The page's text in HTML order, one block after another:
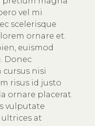
vel mi
scelerisque
ornare et.
euismod
Donec
cursus nisi
risus id justo
ornare placerat.
vulputate
ultrices at